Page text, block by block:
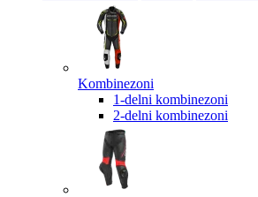
Kombinezoni
1-delni kombinezoni
2-delni kombinezoni